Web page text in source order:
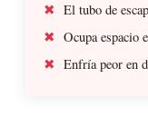
El tubo de
Ocupa espacio
Enfría peor en